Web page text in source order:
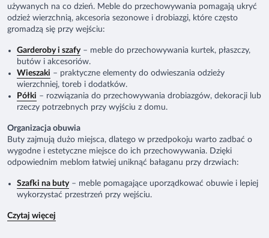
używanych na co dzień. Meble do przechowywania pomagają ukryć
odzież wierzchnią, akcesoria sezonowe i drobiazgi, które często
gromadzą się przy wejściu:
Garderoby i szafy – meble do przechowywania kurtek, płaszczy,
butów i akcesoriów.
Wieszaki – praktyczne elementy do odwieszania odzieży
wierzchniej, toreb i dodatków.
Półki – rozwiązania do przechowywania drobiazgów, dekoracji lub
rzeczy potrzebnych przy wyjściu z domu.
Organizacja obuwia
Buty zajmują dużo miejsca, dlatego w przedpokoju warto zadbać o
wygodne i estetyczne miejsce do ich przechowywania. Dzięki
odpowiednim meblom łatwiej uniknąć bałaganu przy drzwiach:
Szafki na buty – meble pomagające uporządkować obuwie i lepiej
wykorzystać przestrzeń przy wejściu.
Czytaj więcej